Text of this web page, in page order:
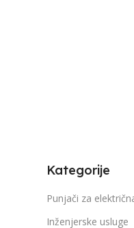
Kategorije
Punjači za
Inženjerske usluge